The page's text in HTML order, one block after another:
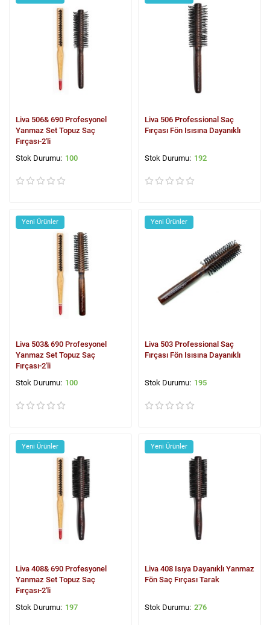
Liva 506& 690 Profesyonel
Yanmaz Set Topuz Saç
Fırçası-2'li
100
Liva 506 Professional Saç
Fırçası Fön Isısına Dayanıklı
192
Yeni Ürünler
Liva 503& 690 Profesyonel
Yanmaz Set Topuz Saç
Fırçası-2'li
100
Yeni Ürünler
Liva 503 Professional Saç
Fırçası Fön Isısına Dayanıklı
195
Yeni Ürünler
Liva 408& 690 Profesyonel
Yanmaz Set Topuz Saç
Fırçası-2'li
197
Yeni Ürünler
Liva 408 Isıya Dayanıklı Yanmaz
Fön Saç Fırçası Tarak
276